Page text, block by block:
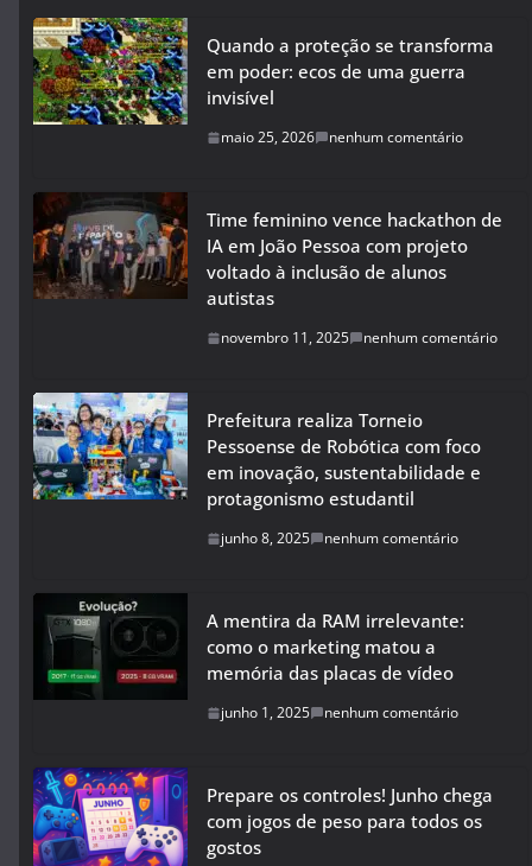
Quando a proteção se transforma
em poder: ecos de uma guerra
invisível
maio 25, 2026 nenhum comentário
Time feminino vence hackathon de
IA em João Pessoa com projeto
voltado à inclusão de alunos
autistas
novembro 11, 2025 nenhum comentário
Prefeitura realiza Torneio
Pessoense de Robótica com foco
em inovação, sustentabilidade e
protagonismo estudantil
junho 8, 2025 nenhum comentário
A mentira da RAM irrelevante:
como o marketing matou a
memória das placas de vídeo
junho 1, 2025 nenhum comentário
Prepare os controles! Junho chega
com jogos de peso para todos os
gostos